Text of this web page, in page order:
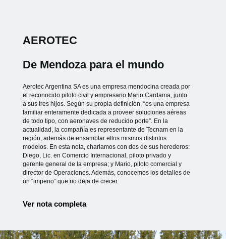
AEROTEC
De Mendoza para el mundo
Aerotec Argentina SA es una empresa mendocina creada por
el reconocido piloto civil y empresario Mario Cardama, junto
a sus tres hijos. Según su propia definición, “es una empresa
familiar enteramente dedicada a proveer soluciones aéreas
de todo tipo, con aeronaves de reducido porte”. En la
actualidad, la compañía es representante de Tecnam en la
región, además de ensamblar ellos mismos distintos
modelos. En esta nota, charlamos con dos de sus herederos:
Diego, Lic. en Comercio Internacional, piloto privado y
gerente general de la empresa; y Mario, piloto comercial y
director de Operaciones. Además, conocemos los detalles de
un “imperio” que no deja de crecer.
Ver nota completa